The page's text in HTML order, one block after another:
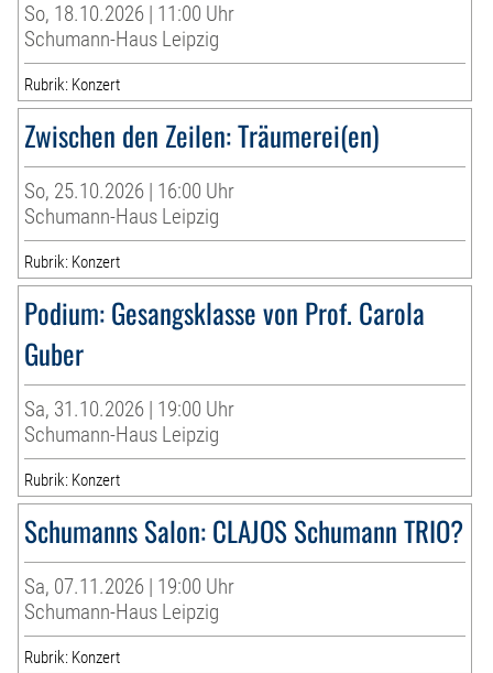
So, 18.10.2026 | 11:00 Uhr
Schumann-Haus Leipzig
Rubrik: Konzert
Zwischen den Zeilen: Träumerei(en)
So, 25.10.2026 | 16:00 Uhr
Schumann-Haus Leipzig
Rubrik: Konzert
Podium: Gesangsklasse von Prof. Carola
Guber
Sa, 31.10.2026 | 19:00 Uhr
Schumann-Haus Leipzig
Rubrik: Konzert
Schumanns Salon: CLAJOS Schumann TRIO?
Sa, 07.11.2026 | 19:00 Uhr
Schumann-Haus Leipzig
Rubrik: Konzert